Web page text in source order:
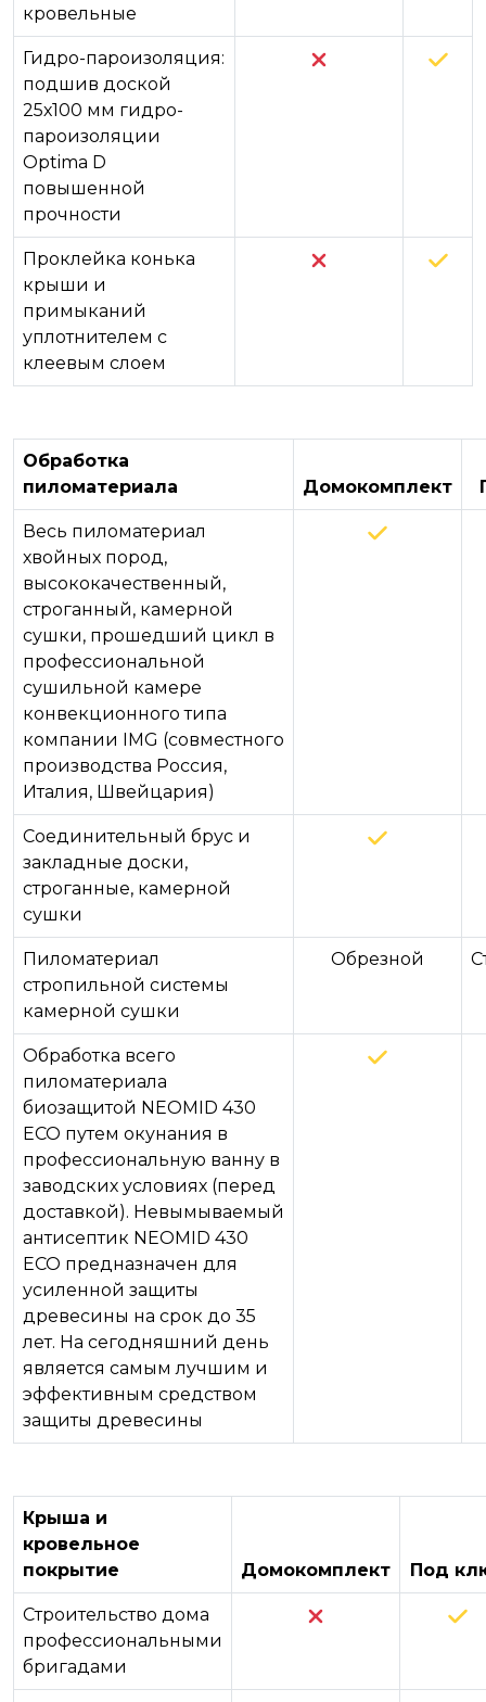
кровельные
Гидро-пароизоляция:
подшив доской
25х100 мм гидро-
пароизоляции
Optima D
повышенной
прочности
Проклейка конька
крыши и
примыканий
уплотнителем с
клеевым слоем
Обработка
пиломатериала
Домокомплект
Весь пиломатериал
хвойных пород,
высококачественный,
строганный, камерной
сушки, прошедший цикл в
профессиональной
сушильной камере
конвекционного типа
компании IMG (совместного
производства Россия,
Италия, Швейцария)
Соединительный брус и
закладные доски,
строганные, камерной
сушки
Пиломатериал
стропильной системы
камерной сушки
Обрезной
Обработка всего
пиломатериала
биозащитой NEOMID 430
ECO путем окунания в
профессиональную ванну в
заводских условиях (перед
доставкой). Невымываемый
антисептик NEOMID 430
ECO предназначен для
усиленной защиты
древесины на срок до 35
лет. На сегодняшний день
является самым лучшим и
эффективным средством
защиты древесины
Крыша и
кровельное
покрытие
Домокомплект Под
Строительство дома
профессиональными
бригадами